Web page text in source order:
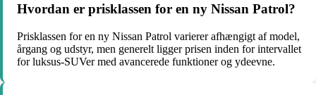
Hvordan er prisklassen for en ny Nissan Patrol?
Prisklassen for en ny Nissan Patrol varierer afhængigt af model,
årgang og udstyr, men generelt ligger prisen inden for intervallet
for luksus-SUVer med avancerede funktioner og ydeevne.